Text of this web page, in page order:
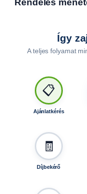
Rendelés
Így
A teljes folyamat
📋
Ajánlatkérés
🧾
Díjbekérő